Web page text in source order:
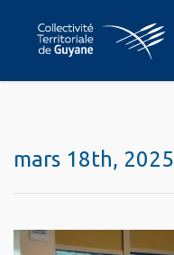
mars 18th, 2025